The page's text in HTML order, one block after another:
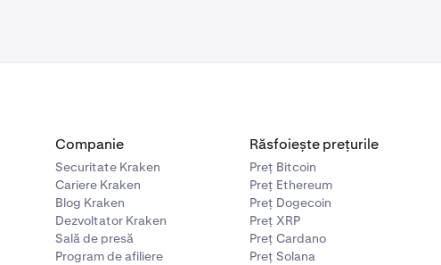
Companie
Securitate Kraken
Cariere Kraken
Blog Kraken
Dezvoltator Kraken
Sală de presă
Program de afiliere
Răsfoiește prețurile
Preț Bitcoin
Preț Ethereum
Preț Dogecoin
Preț XRP
Preț Cardano
Preț Solana